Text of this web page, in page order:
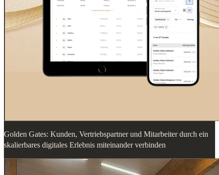
Golden Gates: Kunden, Vertriebspartner und Mitarbeiter durch ein
skalierbares digitales Erlebnis miteinander verbinden